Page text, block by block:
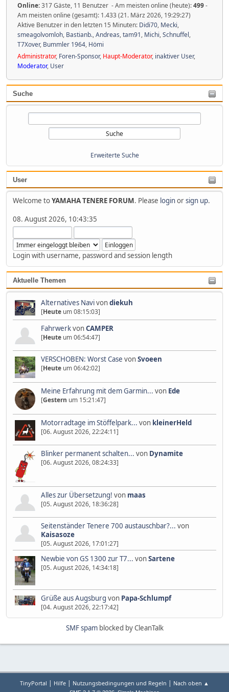
Suche
Erweiterte Suche
User
Welcome toYAMAHA TENERE FORUM. Please loginorsign up.
08. August 2026, 10:43:35
Login with username, password and session length
Aktuelle Themen
Alternatives Navivondiekuh
[Heute um 08:15:03]
FahrwerkvonCAMPER
[Heute um 06:54:47]
VERSCHOBEN: Worst Case vonSvoeen
[Heute um 06:42:02]
Meine Erfahrung mit dem Garmin... von Ede
[Gestern um 15:21:47]
Motorradtage im Stöffelpark... von kleinerHeld
[06. August 2026, 22:24:11]
Blinker permanent schalten... von Dynamite
[06. August 2026, 08:24:33]
Alles zur Übersetzung! von maas
[05. August 2026, 18:36:28]
Seitenständer Tenere 700 austauschbar?... von
Kaisasoze
[05. August 2026, 17:01:27]
Newbie von GS 1300 zur T7... vonSartene
[05. August 2026, 14:34:18]
Grüße aus Augsburg von Papa-Schlumpf
[04. August 2026, 22:17:42]
Online:317 Gäste, 11 Benutzer - Am meisten online (heute):499-
Am meisten online (gesamt): 1.433 (21. März 2026, 19:29:27)
Aktive Benutzer in den letzten 15 Minuten: Didi70, Mecki,
smeagolvomloh, Bastianb.,Andreas,tam91, Michi,Schnuffel,
T7Xover, Bummler 1964, Hömi
Administrator, Foren-Sponsor, Haupt-Moderator, inaktiver User,
Moderator, User
SMF spamblocked by CleanTalk
TinyPortal | Hilfe | Nutzungsbedingungen und Regeln | Nach oben ▲